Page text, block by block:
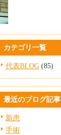
カテゴリ一覧
代表BLOG (85)
最近のブログ記事
新患
手術